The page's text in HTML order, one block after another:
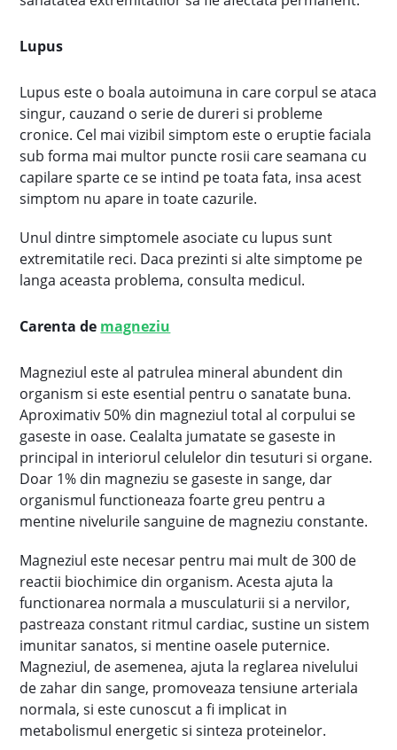
Lupus
Lupus este o boala autoimuna in care corpul se ataca
singur, cauzand o serie de dureri si probleme
cronice. Cel mai vizibil simptom este o eruptie faciala
sub forma mai multor puncte rosii care seamana cu
capilare sparte ce se intind pe toata fata, insa acest
simptom nu apare in toate cazurile.
Unul dintre simptomele asociate cu lupus sunt
extremitatile reci. Daca prezinti si alte simptome pe
langa aceasta problema, consulta medicul.
Carenta de magneziu
Magneziul este al patrulea mineral abundent din
organism si este esential pentru o sanatate buna.
Aproximativ 50% din magneziul total al corpului se
gaseste in oase. Cealalta jumatate se gaseste in
principal in interiorul celulelor din tesuturi si organe.
Doar 1% din magneziu se gaseste in sange, dar
organismul functioneaza foarte greu pentru a
mentine nivelurile sanguine de magneziu constante.
Magneziul este necesar pentru mai mult de 300 de
reactii biochimice din organism. Acesta ajuta la
functionarea normala a musculaturii si a nervilor,
pastreaza constant ritmul cardiac, sustine un sistem
imunitar sanatos, si mentine oasele puternice.
Magneziul, de asemenea, ajuta la reglarea nivelului
de zahar din sange, promoveaza tensiune arteriala
normala, si este cunoscut a fi implicat in
metabolismul energetic si sinteza proteinelor.